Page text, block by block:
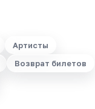
Артисты
Возврат билетов